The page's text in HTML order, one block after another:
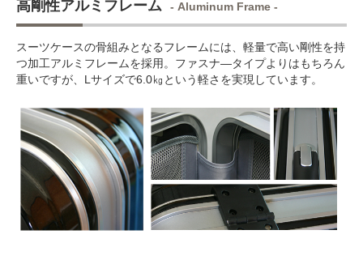
高剛性アルミフレーム - Aluminum Frame -
スーツケースの骨組みとなるフレームには、軽量で高い剛性を持
つ加工アルミフレームを採用。ファスナ―タイプよりはもちろん
重いですが、Lサイズで6.0㎏という軽さを実現しています。